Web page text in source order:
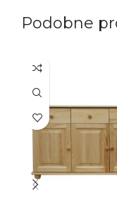
Podobne